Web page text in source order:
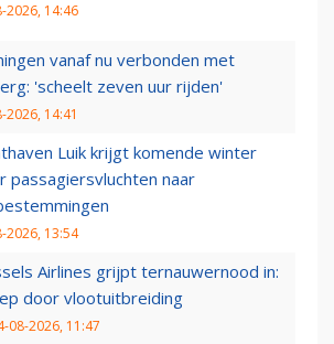
2026, 14:46
vanaf nu verbonden met
'scheelt zeven uur rijden'
2026, 14:41
Luik krijgt komende winter
passagiersvluchten naar
2026, 13:54
Airlines grijpt ternauwernood in:
door vlootuitbreiding
08-2026, 11:47